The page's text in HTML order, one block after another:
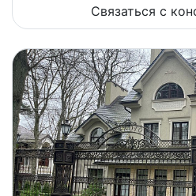
Связаться с